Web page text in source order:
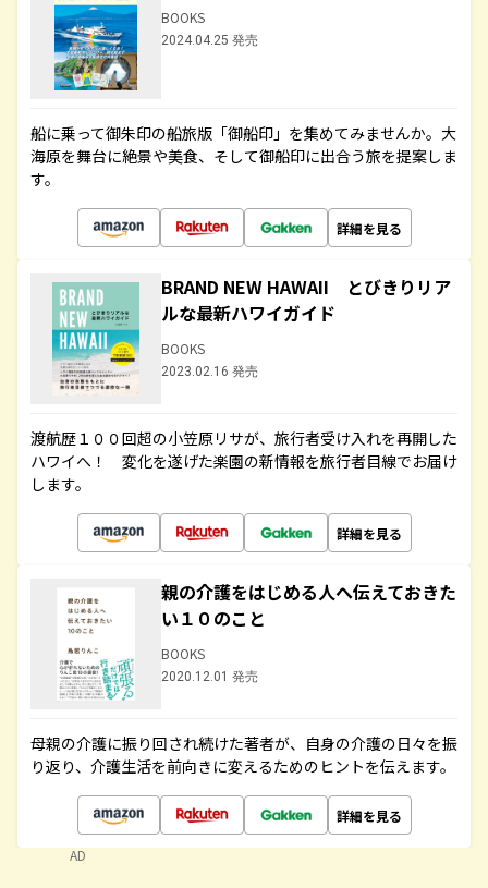
BOOKS
2024.04.25 発売
船に乗って御朱印の船旅版「御船印」を集めてみませんか。大
海原を舞台に絶景や美食、そして御船印に出合う旅を提案しま
す。
詳細を見る
BRAND NEW HAWAII とびきりリア
ルな最新ハワイガイド
BOOKS
2023.02.16 発売
渡航歴１００回超の小笠原リサが、旅行者受け入れを再開した
ハワイへ！ 変化を遂げた楽園の新情報を旅行者目線でお届け
します。
詳細を見る
親の介護をはじめる人へ伝えておきた
い１０のこと
BOOKS
2020.12.01 発売
母親の介護に振り回され続けた著者が、自身の介護の日々を振
り返り、介護生活を前向きに変えるためのヒントを伝えます。
詳細を見る
AD